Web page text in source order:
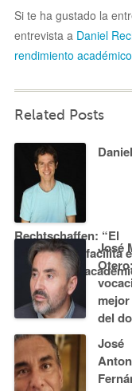
Si te ha gustado la
entrevista a Daniel
rendimiento
Related Posts
Daniel
Rechtschaffen: “El
mindfulness facilita
rendimiento
José
del
José